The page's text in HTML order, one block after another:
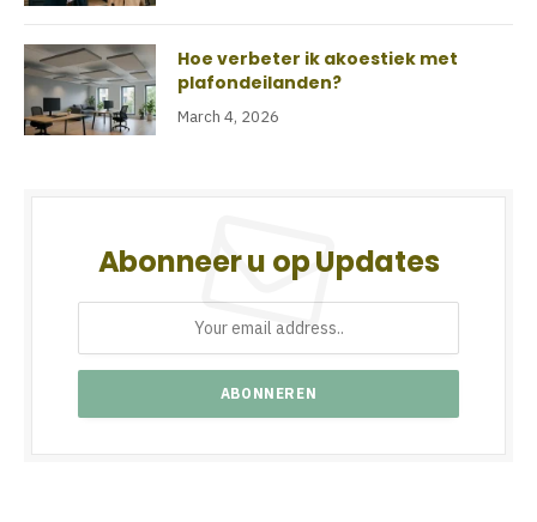
Hoe verbeter ik akoestiek met
plafondeilanden?
March 4, 2026
Abonneer u op Updates